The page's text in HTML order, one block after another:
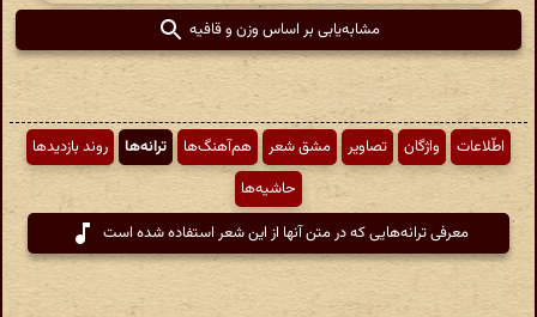
مشابه‌یابی بر اساس وزن و قافیه
اطّلاعات واژگان تصاویر مشق شعر هم‌آهنگ‌ها ترانه‌ها
روند بازدیدها
حاشیه‌ها
معرفی ترانه‌هایی که در متن آنها از این شعر استفاده شده است